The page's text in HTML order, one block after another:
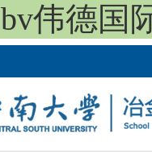
bv伟德国